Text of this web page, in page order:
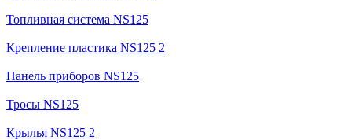
Топливная система NS125
Крепление пластика NS125 2
Панель приборов NS125
Тросы NS125
Крылья NS125 2